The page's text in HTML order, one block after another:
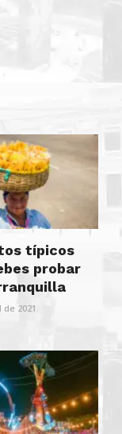
típicos
probar
2021